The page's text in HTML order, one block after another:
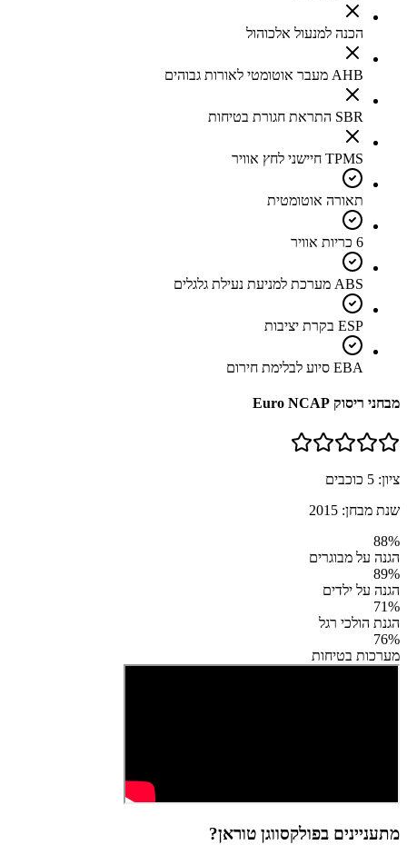
הכנה למנעול אלכוהול
AHB מעבר אוטומטי לאורות גבוהים
SBR התראת חגורת בטיחות
TPMS חיישני לחץ אוויר
תאורה אוטומטית
6 כריות אוויר
ABS מערכת למניעת נעילת גלגלים
ESP בקרת יציבות
EBA סיוע לבלימת חירום
מבחני ריסוק Euro NCAP
ציון: 5 כוכבים
שנת מבחן: 2015
88%
הגנה על מבוגרים
89%
הגנה על ילדים
71%
הגנת הולכי רגל
76%
מערכות בטיחות
מתעניינים בפולקסווגן טוראן?